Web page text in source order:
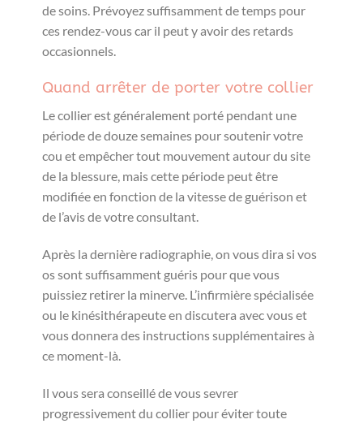
de soins. Prévoyez suffisamment de temps pour
ces rendez-vous car il peut y avoir des retards
occasionnels.
Quand arrêter de porter votre collier
Le collier est généralement porté pendant une
période de douze semaines pour soutenir votre
cou et empêcher tout mouvement autour du site
de la blessure, mais cette période peut être
modifiée en fonction de la vitesse de guérison et
de l’avis de votre consultant.
Après la dernière radiographie, on vous dira si vos
os sont suffisamment guéris pour que vous
puissiez retirer la minerve. L’infirmière spécialisée
ou le kinésithérapeute en discutera avec vous et
vous donnera des instructions supplémentaires à
ce moment-là.
Il vous sera conseillé de vous sevrer
progressivement du collier pour éviter toute